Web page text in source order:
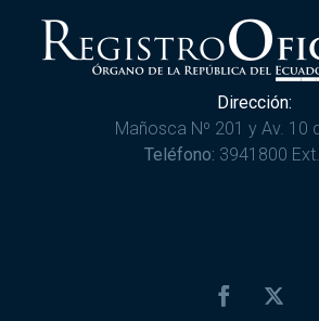
Dirección:
Mañosca Nº 201 y Av. 10
Teléfono: 3941800